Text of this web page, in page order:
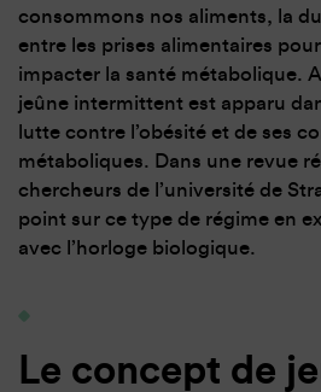
consommons nos aliments, la
entre les prises alimentaires
impacter la santé métabolique.
jeûne intermittent est apparu
lutte contre l’obésité et de ses
métaboliques. Dans une revue
chercheurs de l’université de
point sur ce type de régime en
avec l’horloge biologique.
Le concept de